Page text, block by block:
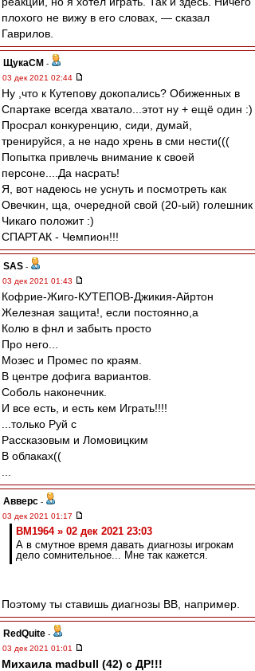
плохого не вижу в его словах, — сказал
Гаврилов.
ЩукаСМ -
03 дек 2021 02:44
Ну ,что к Кутепову докопались? Обиженных в
Спартаке всегда хватало...этот ну + ещё один :)
Просрал конкуренцию, сиди, думай,
тренируйся, а не надо хрень в сми нести(((
Попытка привлечь внимание к своей
персоне....Да насрать!
Я, вот надеюсь не уснуть и посмотреть как
Овечкин, ща, очередной свой (20-ый) голешник
Чикаго положит :)
СПАРТАК - Чемпион!!!
SAS -
03 дек 2021 01:43
Кофрие-Жиго-КУТЕПОВ-Джикия-Айртон
Железная защита!, если постоянно,а
Колю в фнл и забыть просто
Про него...
Мозес и Промес по краям.
В центре дофига вариантов.
Соболь наконечник.
И все есть, и есть кем Играть!!!!
...только Руй с
Рассказовым и Ломовицким
В облаках((
Авверс -
03 дек 2021 01:17
BM1964 » 02 дек 2021 23:03
А в смутное время давать диагнозы игрокам
дело сомнительное... Мне так кажется.
Поэтому ты ставишь диагнозы ВВ, например.
RedQuite -
03 дек 2021 01:01
Михаила madbull (42) с ДР!!!